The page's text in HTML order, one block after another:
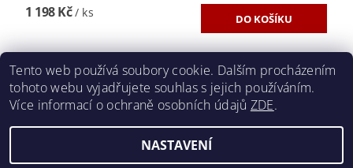
1 198 Kč/ ks
Obchodní podmínky | Reklamační řád
Monika z CHILLIMATu, všechna práva vyhrazena
Tento web používá soubory cookie. Dalším procházením
tohoto webu vyjadřujete souhlas s jejich používáním.
Více informací o ochraně osobních údajů ZDE.
NASTAVENÍ